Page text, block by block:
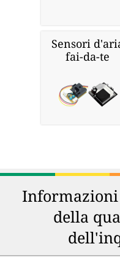
Sensori
fai-da-te
della